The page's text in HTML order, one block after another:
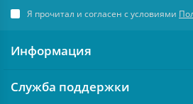
Я прочитал и согласен с условиями
Информация
Служба поддержки